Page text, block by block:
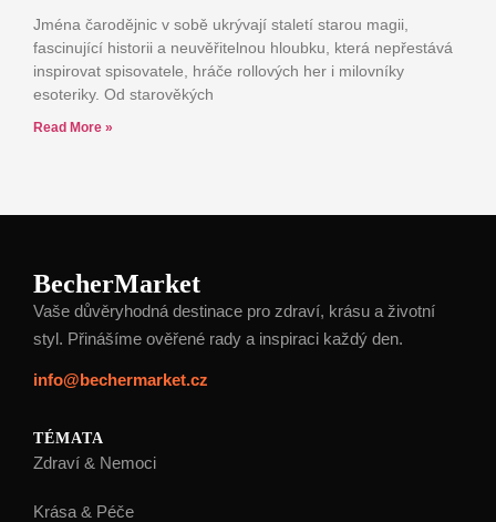
Jména čarodějnic v sobě ukrývají staletí starou magii,
fascinující historii a neuvěřitelnou hloubku, která nepřestává
inspirovat spisovatele, hráče rollových her i milovníky
esoteriky. Od starověkých
Read More »
BecherMarket
Vaše důvěryhodná destinace pro zdraví, krásu a životní
styl. Přinášíme ověřené rady a inspiraci každý den.
info@bechermarket.cz
TÉMATA
Zdraví & Nemoci
Krása & Péče